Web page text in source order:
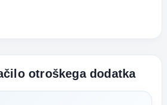
otroškega dodatka